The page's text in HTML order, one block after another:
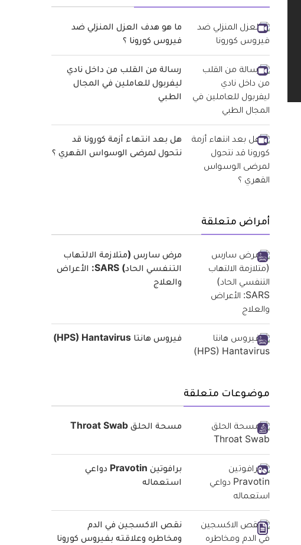
ما هو هدف العزل المنزلي ضد
فيروس كورونا ؟
رسالة من القلب من داخل نادي
ليفربول للعاملين في المجال
الطبي
هل بعد انتهاء أزمة كورونا قد
نتحول لمرضى الوسواس القهري ؟
أمراض متعلقة
مرض سارس (متلازمة الالتهاب
التنفسي الحاد) SARS: الأعراض
والعلاج
فيروس هانتا HPS) Hantavirus)
موضوعات متعلقة
مسحة الحلق Throat Swab
برافوتين Pravotin دواعي
استعماله
نقص الاكسجين في الدم
ومخاطره وعلاقته بفيروس كورونا